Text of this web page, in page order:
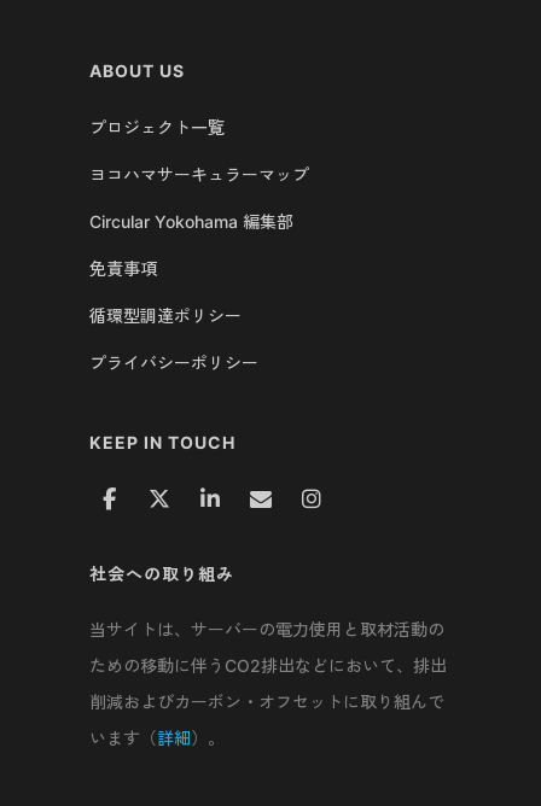
ABOUT US
プロジェクト一覧
ヨコハマサーキュラーマップ
Circular Yokohama 編集部
免責事項
循環型調達ポリシー
プライバシーポリシー
KEEP IN TOUCH
社会への取り組み
当サイトは、サーバーの電力使用と取材活動の
ための移動に伴うCO2排出などにおいて、排出
削減およびカーボン・オフセットに取り組んで
います（詳細）。